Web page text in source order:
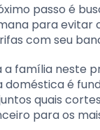
passo é
para
com seu
família neste
é
quais
para os